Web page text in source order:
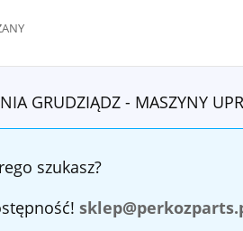
GRUDZIĄDZ - MASZYNY
szukasz?